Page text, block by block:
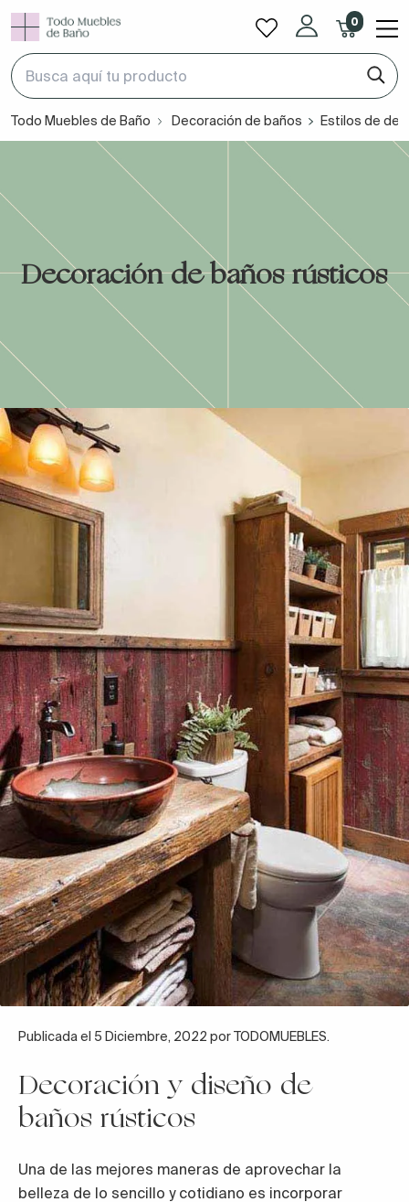
0
Todo Muebles de Baño Decoración de baños Estilos de
Decoración de baños rústicos
Publicada el 5 Diciembre, 2022 por TODOMUEBLES.
Decoración y diseño de
baños rústicos
Una de las mejores maneras de aprovechar la
belleza de lo sencillo y cotidiano es incorporar